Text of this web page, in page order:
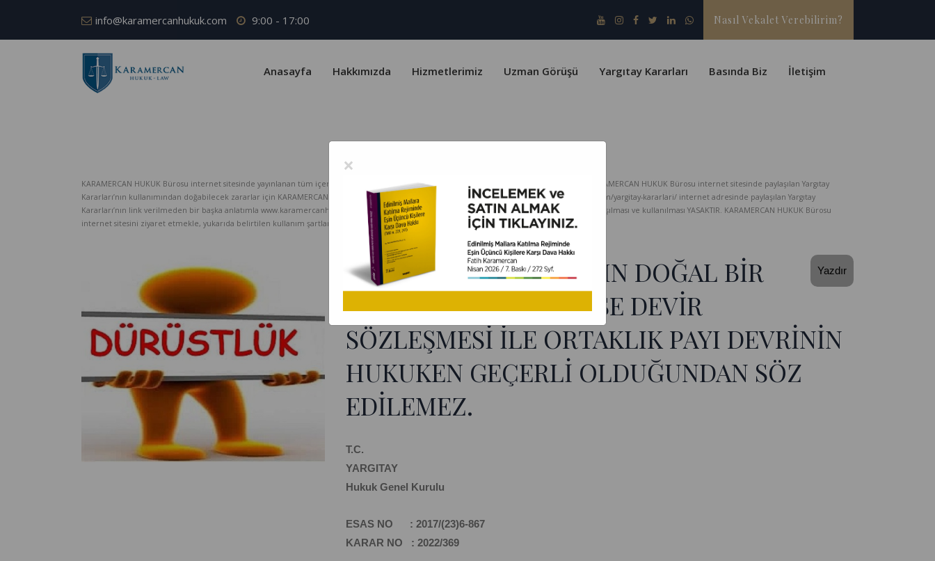
info@karamercanhukuk.com 9:00 - 17:00 Nasıl Vekalet Verebilirim?
Anasayfa Hakkımızda Hizmetlerimiz Uzman Görüşü Yargıtay Kararları Basında Biz İletişim
KARAMERCAN HUKUK Bürosu internet sitesinde yayınlanan tüm içerik telif yasaları ve Türk Patent Enstitüsü kapsamında koruma altındadır. KARAMERCAN HUKUK Bürosu internet sitesinde paylaşılan Yargıtay
Kararları’nın kullanımından doğabilecek zararlar için KARAMERCAN HUKUK Bürosu hiçbir sorumluluk kabul etmez. www.karamercanhukuk.com/yargitay-kararlari/ internet adresinde paylaşılan Yargıtay
Kararları’nın link verilmeden bir başka anlatımla www.karamercanhukuk.com internet adresinden alındığı belirtilmeksizin kopyalanması, paylaşılması ve kullanılması YASAKTIR. KARAMERCAN HUKUK Bürosu
internet sitesini ziyaret etmekle, yukarıda belirtilen kullanım şartlarını kabul etmiş sayılırsınız.
Yazdır
DÜRÜSTLÜK KURALININ DOĞAL BİR
SONUCU OLARAK HİSSE DEVİR
SÖZLEŞMESİ İLE ORTAKLIK PAYI DEVRİNİN
HUKUKEN GEÇERLİ OLDUĞUNDAN SÖZ
EDİLEMEZ.
T.C.
YARGITAY
Hukuk Genel Kurulu
ESAS NO : 2017/(23)6-867
KARAR NO : 2022/369
×